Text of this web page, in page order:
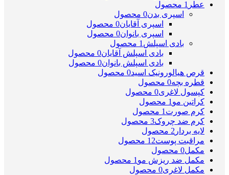
عطر 1 محصول
اسپری بدن0 محصول
اسپری آقایان0 محصول
اسپری بانوان0 محصول
بادی اسپلش 1 محصول
بادی اسپلش آقایان0 محصول
بادی اسپلش بانوان0 محصول
قرص هیالورونیک اسید0 محصول
قطره بچه0 محصول
کپسول لاغری0 محصول
کراتین مو 1 محصول
کرم صورت 1 محصول
کرم ضد چروک3 محصول
لایه بردار 2 محصول
مراقبت پوست12 محصول
مکمل0 محصول
مکمل ضد ریزش مو 1 محصول
مکمل لاغری0 محصول